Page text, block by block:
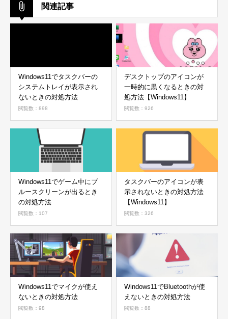
関連記事
Windows11でタスクバーの
システムトレイが表示され
ないときの対処方法
閲覧数：898
デスクトップのアイコンが
一時的に黒くなるときの対
処方法【Windows11】
閲覧数：926
Windows11でゲーム中にブ
ルースクリーンが出るとき
の対処方法
閲覧数：107
タスクバーのアイコンが表
示されないときの対処方法
【Windows11】
閲覧数：326
Windows11でマイクが使え
ないときの対処方法
閲覧数：98
Windows11でBluetoothが使
えないときの対処方法
閲覧数：88